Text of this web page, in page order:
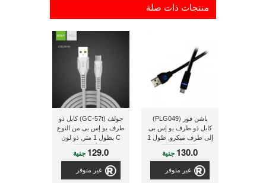
منتجات ذات صلة
باشن فور (PLG049)
كابل ذو طرف يو إس بى
إلى طرف ميكرو, طول 1
متر, ذو لون اسود
130.0 جنية
غير متوفر
جولف (GC-57t) كابل ذو
طرف يو إس بى من النوع
C بطول 1 متر, ذو لون
أبيض
129.0 جنية
غير متوفر